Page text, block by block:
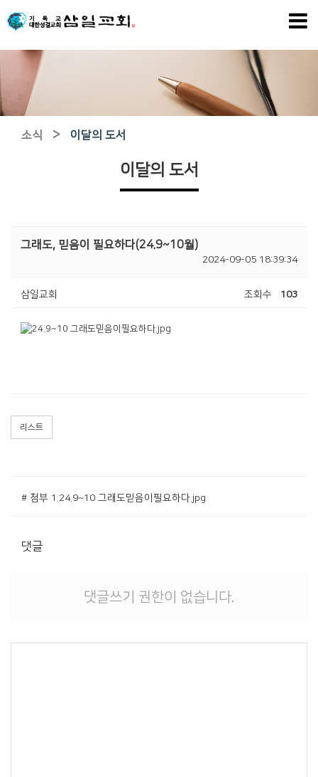
소식 > 이달의 도서
이달의 도서
그래도, 믿음이 필요하다(24.9~10월)
2024-09-05 18:39:34
삼일교회 조회수 103
리스트
# 첨부 1.24.9~10 그래도믿음이필요하다.jpg
댓글
댓글쓰기 권한이 없습니다.